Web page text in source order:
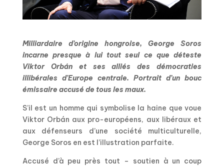
Milliardaire d’origine hongroise, George Soros
incarne presque à lui tout seul ce que déteste
Viktor Orbán et ses alliés des démocraties
illibérales d’Europe centrale. Portrait d’un bouc
émissaire accusé de tous les maux.
S’il est un homme qui symbolise la haine que voue
Viktor Orbán aux pro-européens, aux libéraux et
aux défenseurs d’une société multiculturelle,
George Soros en est l’illustration parfaite.
Accusé d’à peu près tout – soutien à un coup